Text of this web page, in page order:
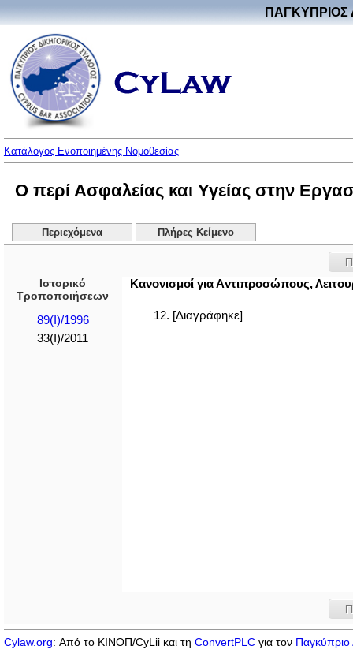
ΠΑΓΚΥΠΡΙΟΣ
Κατάλογος Ενοποιημένης Νομοθεσίας
Ο περί Ασφαλείας και Υγείας στην
Περιεχόμενα Πλήρες Κείμενο
Ιστορικό
Τροποποιήσεων
89(I)/1996
33(I)/2011
Κανονισμοί για Αvτιπρoσώπoυς,
12. [Διαγράφηκε]
Cylaw.org: Από το ΚΙΝOΠ/CyLii και τη ConvertPLCγια τον Παγκύπριο